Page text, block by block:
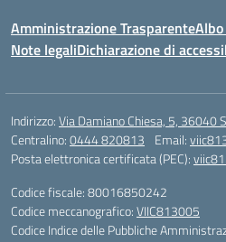
Amministrazione Trasparente
Note legaliDichiarazione di
Indirizzo:Via Damiano Chiesa, 5, 36040
Centralino:0444 820813 Email:
Posta elettronica certificata (PEC):
Codice fiscale: 80016850242
Codice meccanografico:VIIC813005
Codice Indice delle Pubbliche